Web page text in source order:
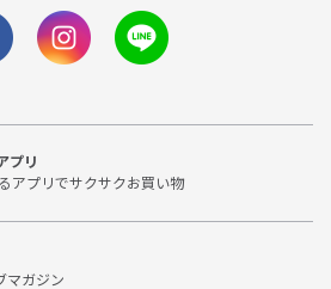
プリ
アプリでサクサクお買い物
マガジン